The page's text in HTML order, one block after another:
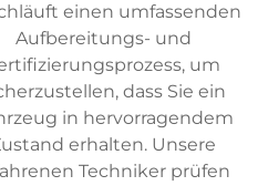
einen umfassenden
Aufbereitungs- und
um
dass Sie ein
in hervorragendem
erhalten. Unsere
Techniker prüfen